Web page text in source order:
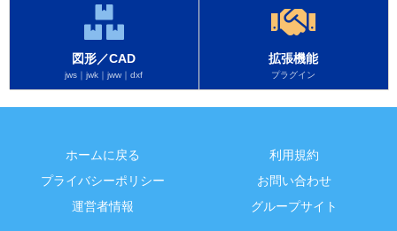
図形／CAD
jws｜jwk｜jww｜dxf
拡張機能
プラグイン
ホームに戻る
利用規約
プライバシーポリシー
お問い合わせ
運営者情報
グループサイト